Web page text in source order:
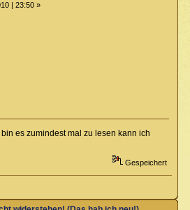
| 23:50 »
es zumindest mal zu lesen kann ich
Gespeichert